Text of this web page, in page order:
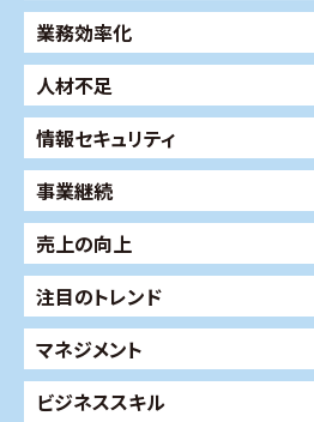
業務効率化
人材不足
情報セキュリティ
事業継続
売上の向上
注目のトレンド
マネジメント
ビジネススキル